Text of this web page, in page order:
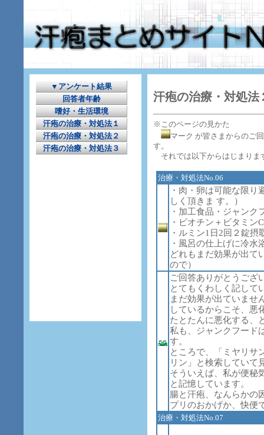
▼アンケート結果
回答者年齢
嗜好・生活環境
汗疱の治療・対処法１
汗疱の治療・対処法２
汗疱の治療・対処法３
汗疱の治療・対処法
※このページの見かた
マーク が皆さまからのご
す。
それでは以下からはじまりま
治療・対処法No.06
・肉・卵は可能な限り
しく頂きま す。）
・加工食品・ジャンク
・ビオチン＋ビタミン
・ルミン1日2回２錠摂
・風呂の仕上げに冷水
どれもまだ効果が出て
ので）
ご回答ありがとうござ
とてもくわしく記して
まだ効果が出ていませ
しているからこそ、悪
たとたんに悪化する、
私も、ジャンクフード
す。
ところで、「ミヤリサ
リン」と検索していて
そういえば、私が便秘
と記憶しています。
腸と汗疱、なんらかの
プリのおかげか、快便
治療・対処法No.07